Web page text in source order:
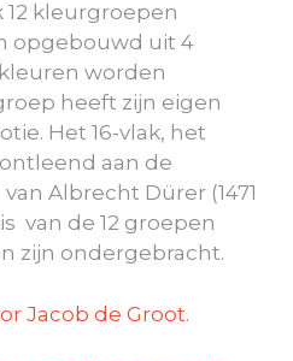
kleurgroepen
opgebouwd uit 4
worden
heeft zijn eigen
Het 16-vlak, het
ontleend aan de
Albrecht Dürer (1471
van de 12 groepen
zijn ondergebracht.
Jacob de Groot.